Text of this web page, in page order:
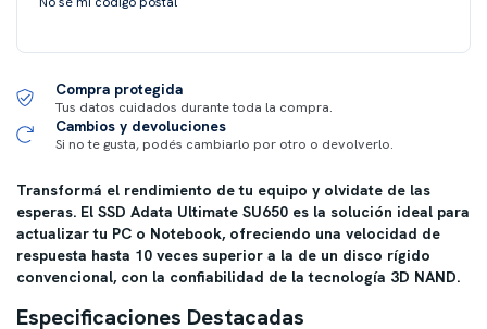
Compra protegida
Tus datos cuidados durante toda la compra.
Cambios y devoluciones
Si no te gusta, podés cambiarlo por otro o devolverlo.
Transformá el rendimiento de tu equipo y olvidate de las
esperas. El SSD Adata Ultimate SU650 es la solución ideal para
actualizar tu PC o Notebook, ofreciendo una velocidad de
respuesta hasta 10 veces superior a la de un disco rígido
convencional, con la confiabilidad de la tecnología 3D NAND.
Especificaciones Destacadas